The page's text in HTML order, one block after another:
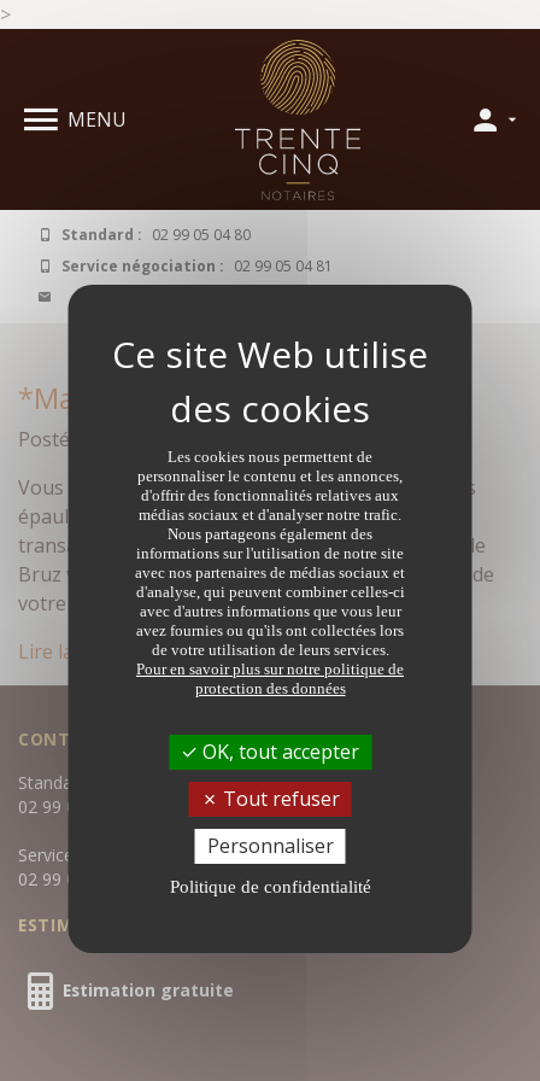
>
MENU
Standard : 02 99 05 04 80
Service négociation : 02 99 05 04 81
contact@35129.notaires.fr
*Maison a vendre à Bruz
Posté le janvier 24, 2017 par Anonyme dans
Vous avez unemaison à vendre à Bruz? Faits vous
épauler par notre expérience et savoir-faire en
transactions immobilières. Les Notaires Associés de
Bruz vous accompagnent tout au long de la vente de
votre bien immobilier. Le recours aux…
Lire la suite
CONTACTEZ-NOUS
Standard :
02 99 05 04 80
Service négociation :
02 99 05 04 81
ESTIMATION GRATUITE
Estimation gratuite
Panneau de gestion des cookies
Les cookies nous permettent de
personnaliser le contenu et les annonces,
d'offrir des fonctionnalités relatives aux
médias sociaux et d'analyser notre trafic.
Nous partageons également des
informations sur l'utilisation de notre site
avec nos partenaires de médias sociaux et
d'analyse, qui peuvent combiner celles-ci
avec d'autres informations que vous leur
avez fournies ou qu'ils ont collectées lors
de votre utilisation de leurs services.
Pour en savoir plus sur notre politique de
protection des données
OK, tout accepter
Tout refuser
Personnaliser
Politique de confidentialité